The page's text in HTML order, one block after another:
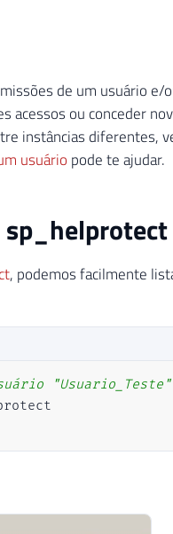
de um usuário e/
ou conceder
instâncias diferentes,
usuário pode te ajudar.
sp_helprotect
, podemos facilmente
"Usuario_Teste"